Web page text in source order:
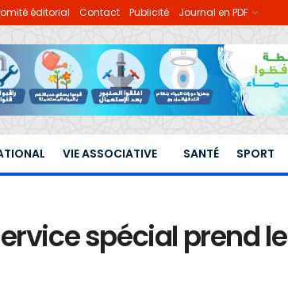
éditorial Contact Publicité Journal en PDF
VIE ASSOCIATIVE SANTÉ SPORT
spécial prend